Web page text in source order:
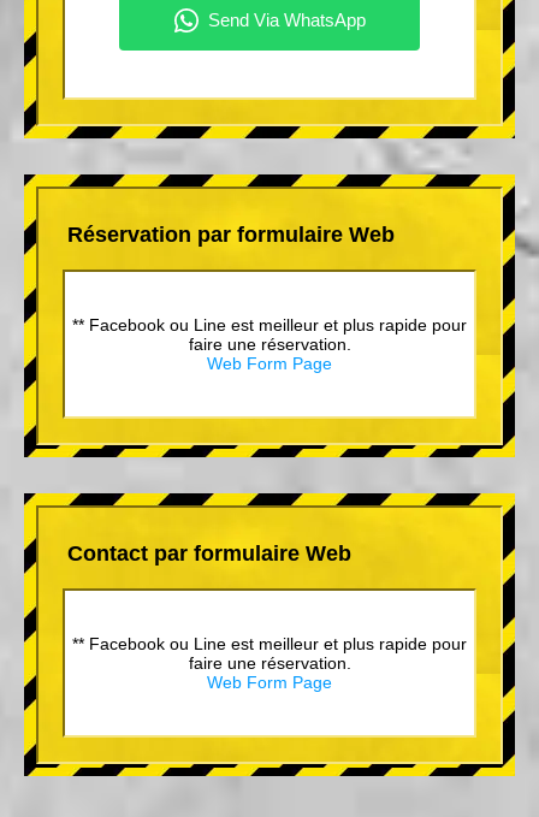
Réservation par formulaire Web
** Facebook ou Line est meilleur et plus rapide pour
faire une réservation.
Web Form Page
Contact par formulaire Web
** Facebook ou Line est meilleur et plus rapide pour
faire une réservation.
Web Form Page